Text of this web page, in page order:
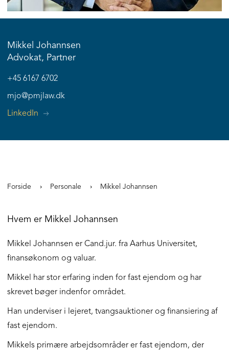
Mikkel Johannsen
Advokat, Partner
+45 6167 6702
mjo@pmjlaw.dk
LinkedIn
Forside Personale Mikkel Johannsen
Hvem er Mikkel Johannsen
Mikkel Johannsen er Cand.jur. fra Aarhus Universitet,
finansøkonom og valuar.
Mikkel har stor erfaring inden for fast ejendom og har
skrevet bøger indenfor området.
Han underviser i lejeret, tvangsauktioner og finansiering af
fast ejendom.
Mikkels primære arbejdsområder er fast ejendom, der